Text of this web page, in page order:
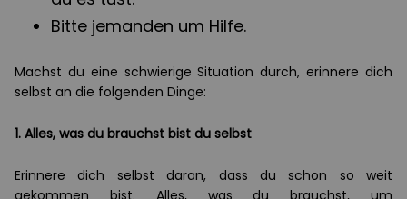
Bitte jemanden um Hilfe.
Machst du eine schwierige Situation durch, erinnere dich
selbst an die folgenden Dinge:
1. Alles, was du brauchst bist du selbst
Erinnere dich selbst daran, dass du schon so weit